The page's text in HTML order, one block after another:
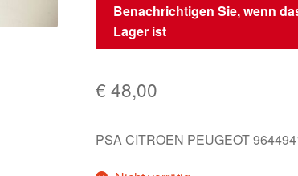
Benachrichtigen Sie, wenn
Lager ist
€ 48,00
PSA CITROEN PEUGEOT